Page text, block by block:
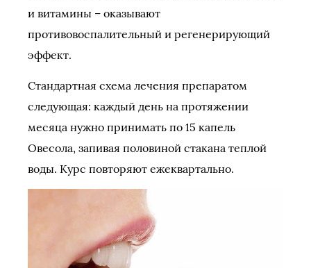
и витамины – оказывают
противовоспалительный и регенерирующий
эффект.
Стандартная схема лечения препаратом
следующая: каждый день на протяжении
месяца нужно принимать по 15 капель
Овесола, запивая половиной стакана теплой
воды. Курс повторяют ежеквартально.